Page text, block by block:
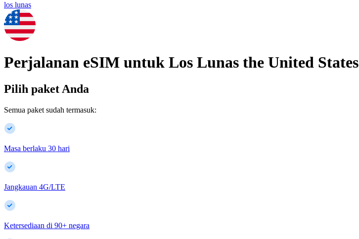
los lunas
Perjalanan eSIM untuk Los Lunas the United States
Pilih paket Anda
Semua paket sudah termasuk:
Masa berlaku 30 hari
Jangkauan 4G/LTE
Ketersediaan di 90+ negara